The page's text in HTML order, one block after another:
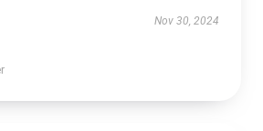
Nov 30, 2024